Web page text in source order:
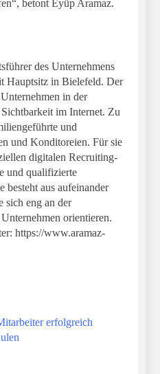
betont Eyüp Aramaz.
des Unternehmens
Hauptsitz in Bielefeld. Der
in der
im Internet. Zu
und
und Konditoreien. Für sie
digitalen Recruiting-
und qualifizierte
besteht aus aufeinander
sich eng an der
orientieren.
https://www.aramaz-
erfolgreich